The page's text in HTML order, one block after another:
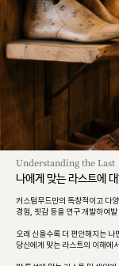
Understanding the Last
나에게 맞는 라스트에
커스텀무드만의 독창적이고 다
경험, 핏감 등을 연구 개발하여
오래 신을수록 더 편안해지는 나
당신에게 맞는 라스트의 이해에